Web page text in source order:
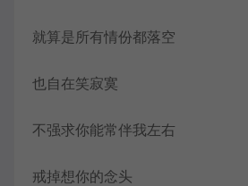
就算是所有情份都落空
也自在笑寂寞
不强求你能常伴我左右
戒掉想你的念头